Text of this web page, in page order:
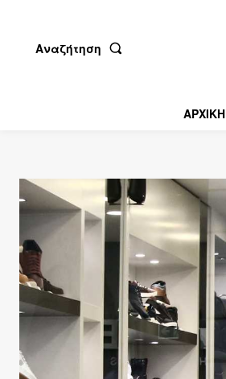
Αναζήτηση
ΑΡΧΙΚΗ